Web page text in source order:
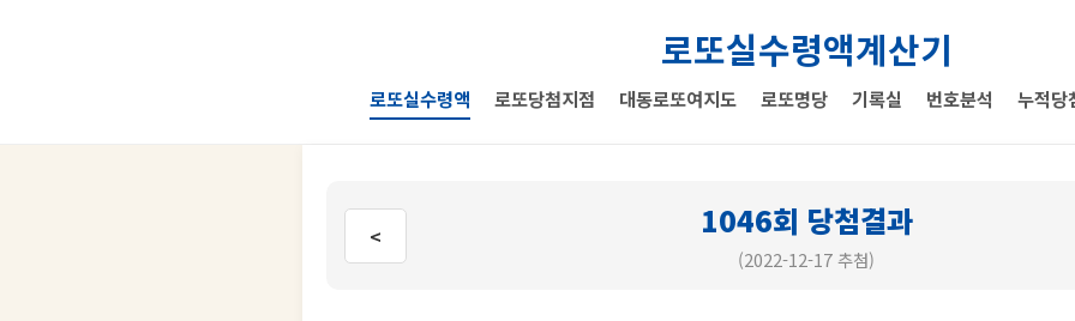
로또실수령액계산기
로또실수령액 로또당첨지점 대동로또여지도 로또명당 기록실 번호분석 누적당
< 1046회 당첨결과
(2022-12-17 추첨)